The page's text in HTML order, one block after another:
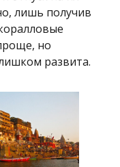
лишь получив
но
развита.